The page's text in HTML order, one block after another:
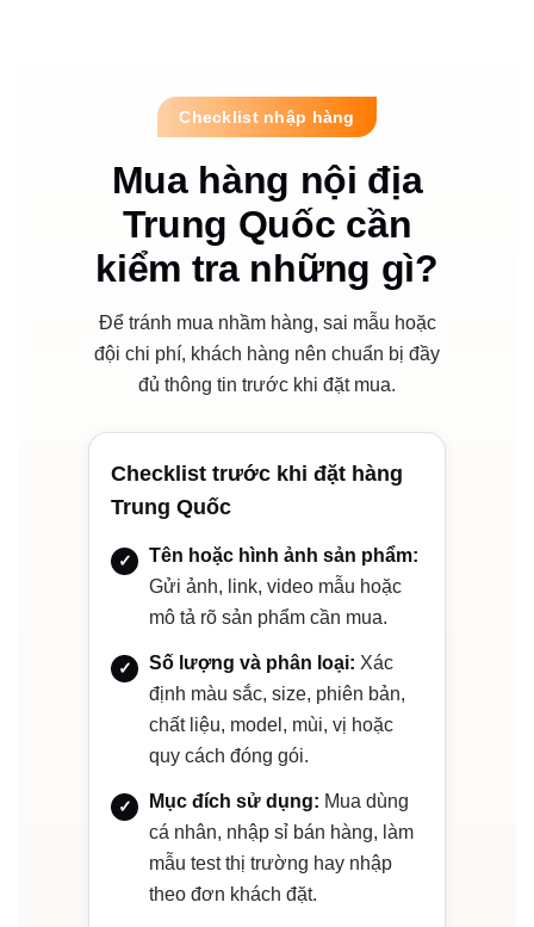
Checklist nhập hàng
Mua hàng nội địa
Trung Quốc cần
kiểm tra những gì?
Để tránh mua nhầm hàng, sai mẫu hoặc
đội chi phí, khách hàng nên chuẩn bị đầy
đủ thông tin trước khi đặt mua.
Checklist trước khi đặt hàng
Trung Quốc
Tên hoặc hình ảnh sản phẩm:
Gửi ảnh, link, video mẫu hoặc
mô tả rõ sản phẩm cần mua.
Số lượng và phân loại: Xác
định màu sắc, size, phiên bản,
chất liệu, model, mùi, vị hoặc
quy cách đóng gói.
Mục đích sử dụng: Mua dùng
cá nhân, nhập sỉ bán hàng, làm
mẫu test thị trường hay nhập
theo đơn khách đặt.